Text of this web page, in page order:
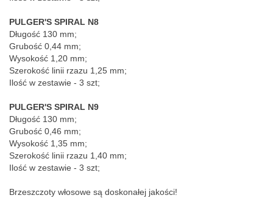
PULGER'S SPIRAL N8
Długość 130 mm;
Grubość 0,44 mm;
Wysokość 1,20 mm;
Szerokość linii rzazu 1,25 mm;
Ilość w zestawie - 3 szt;
PULGER'S SPIRAL N9
Długość 130 mm;
Grubość 0,46 mm;
Wysokość 1,35 mm;
Szerokość linii rzazu 1,40 mm;
Ilość w zestawie - 3 szt;
Brzeszczoty włosowe są doskonałej jakości!